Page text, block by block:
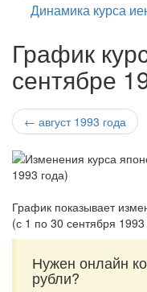
Динамика курса
График
сентябре
← август 1993 года
График показывает
(с 1 по 30 сентября 1993
Нужен онлайн
рубли?